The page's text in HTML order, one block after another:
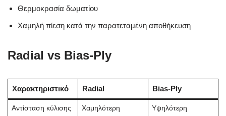
Θερμοκρασία δωματίου
Χαμηλή πίεση κατά την παρατεταμένη αποθήκευση
Radial vs Bias-Ply
Χαρακτηριστικό Radial Bias-Ply
Αντίσταση κύλισης Χαμηλότερη Υψηλότερη